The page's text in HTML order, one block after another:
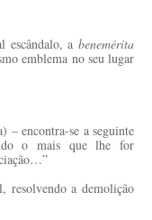
escândalo, a benemérita
emblema no seu lugar
– encontra-se a seguinte
o mais que lhe for
resolvendo a demolição